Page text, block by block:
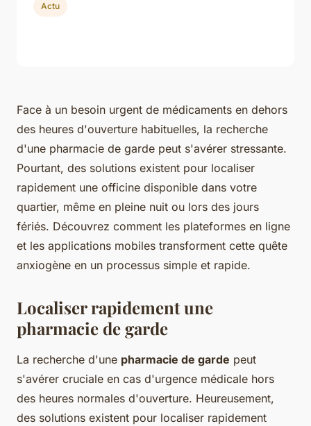
Face à un besoin urgent de médicaments en dehors
des heures d'ouverture habituelles, la recherche
d'une pharmacie de garde peut s'avérer stressante.
Pourtant, des solutions existent pour localiser
rapidement une officine disponible dans votre
quartier, même en pleine nuit ou lors des jours
fériés. Découvrez comment les plateformes en ligne
et les applications mobiles transforment cette quête
anxiogène en un processus simple et rapide.
Localiser rapidement une
pharmacie de garde
La recherche d'une pharmacie de garde peut
s'avérer cruciale en cas d'urgence médicale hors
des heures normales d'ouverture. Heureusement,
des solutions existent pour localiser rapidement
Actu